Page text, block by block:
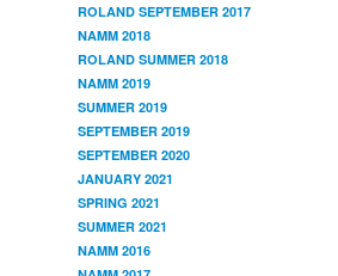
ROLAND SEPTEMBER 2017
NAMM 2018
ROLAND SUMMER 2018
NAMM 2019
SUMMER 2019
SEPTEMBER 2019
SEPTEMBER 2020
JANUARY 2021
SPRING 2021
SUMMER 2021
NAMM 2016